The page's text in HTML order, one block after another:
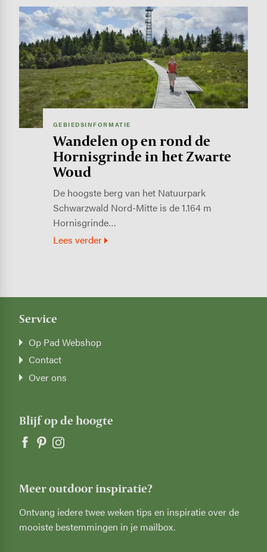
Image
GEBIEDSINFORMATIE
Wandelen op en rond de
Hornisgrinde in het Zwarte
Woud
De hoogste berg van het Natuurpark
Schwarzwald Nord-Mitte is de 1.164 m
Hornisgrinde…
Lees verder
Service
Op Pad Webshop
Contact
Over ons
Blijf op de hoogte
Meer outdoor inspiratie?
Ontvang iedere twee weken tips en inspiratie over de
mooiste bestemmingen in je mailbox.